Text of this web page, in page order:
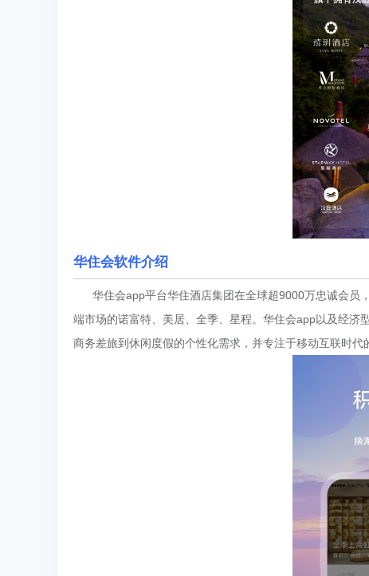
华住会软件介绍
华住会app平台华住酒店集团在全球超9000万忠诚会员
端市场的诺富特、美居、全季、星程。华住会app以及经济
商务差旅到休闲度假的个性化需求，并专注于移动互联时代